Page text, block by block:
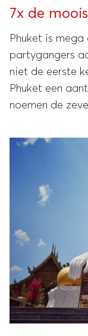
7x de
Phuket is
partygangers
niet de eerste
Phuket een
noemen de